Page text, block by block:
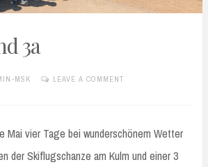
3a
MSK LEAVE A COMMENT
Mai vier Tage bei wunderschönem Wetter
der Skiflugschanze am Kulm und einer 3